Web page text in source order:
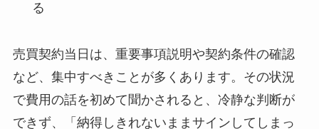
る
売買契約当日は、重要事項説明や契約条件の確認
など、集中すべきことが多くあります。その状況
で費用の話を初めて聞かされると、冷静な判断が
できず、「納得しきれないままサインしてしまっ